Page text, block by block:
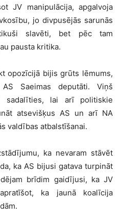
JV manipulācija, apgalvoja
jo divpusējās sarunās
slavēti, bet pēc tam
pausta kritika.
opozīcijā bijis grūts lēmums,
Saeimas deputāti. Viņš
sadalīties, lai arī politiskie
atsevišķus AS un arī NA
valdības atbalstīšanai.
ka nevaram stāvēt
ka AS bijusi gatava turpināt
brīdim gaidījusi, ka JV
ka jaunā koalīcija